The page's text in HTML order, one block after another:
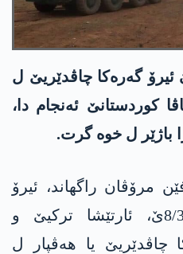
گه‌ره‌كا چاڤدێریێ ل
كوردستانێ ئه‌نجام دا،
باژێر ل خوه‌ گرت.
مرۆڤان راگهاند، ئیرۆ
رۆژا دووشه‌می 8/3/2021ێ، ئارتێشا تركیێ و
چاڤدێریێ یا هه‌ڤپار ل